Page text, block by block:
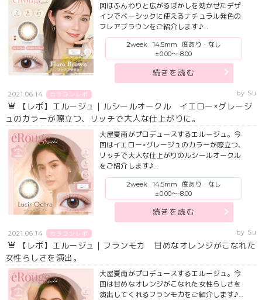
回はふんわりと広がるぼかしを効かせたデザ
インでベーシックに使えるナチュラル発色の
フレアブラウンをご紹介します♪…
2week 14.5mm
度あり・なし
±0.00～-8.00
続きを読む
2021.06.14 カラコンレポ by Su
【レポ】エルージュ｜ルシールオークル イエロー×グレージ
ュのカラーが際立つ、リッチで大人な仕上がりに。
大屋夏南がプロデュースするエルージュ。今
回はイエロー×グレージュのカラーが際立つ、
リッチで大人な仕上がりのルシールオークル
をご紹介します♪…
2week 14.5mm
度あり・なし
±0.00～-8.00
続きを読む
2021.06.14 カラコンレポ by Su
【レポ】エルージュ｜フランモカ 甘めなオレンジがこなれた
女性らしさを演出。
大屋夏南がプロデュースするエルージュ。今
回は甘めなオレンジがこなれた女性らしさを
演出してくれるフランモカをご紹介します♪…